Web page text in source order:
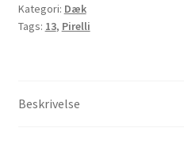
13
48P
Kategori: Dæk
Tags: 13, Pirelli
Beskrivelse